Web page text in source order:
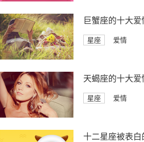
巨蟹座的十大
星座 爱情
天蝎座的十大爱
星座 爱情
十二星座被表白